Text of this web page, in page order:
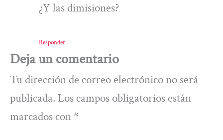
¿Y las dimisiones?
Responder
Deja un comentario
Tu dirección de correo electrónico no será
publicada. Los campos obligatorios están
marcados con *